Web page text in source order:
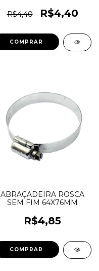
R$4,40
R$4,40
ABRAÇADEIRA ROSCA
SEM FIM 64X76MM
R$4,85